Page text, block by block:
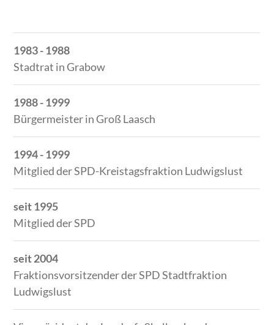
Zeitraum
Tätigkeit
1983 - 1988
Stadtrat in Grabow
1988 - 1999
Bürgermeister in Groß Laasch
1994 - 1999
Mitglied der SPD-Kreistagsfraktion Ludwigslust
seit 1995
Mitglied der SPD
seit 2004
Fraktionsvorsitzender der SPD Stadtfraktion
Ludwigslust